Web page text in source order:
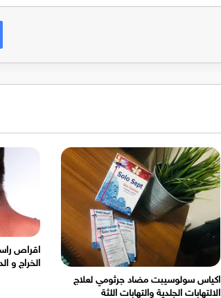
اكياس سولوسيبت مضاد جرثومي لعلاج
الالتهابات الجلدية والتهابات اللثة
اقراص
الخراج و